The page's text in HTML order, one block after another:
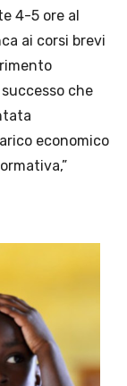
4-5 ore al
ai corsi brevi
che
economico